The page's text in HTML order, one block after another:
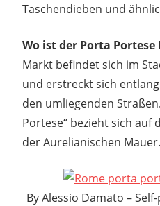
Taschendieben und
Wo ist der Porta
Markt befindet sich im
und erstreckt sich
den umliegenden
Portese“ bezieht sich auf
der Aurelianischen Mauer.
By Alessio Damato –